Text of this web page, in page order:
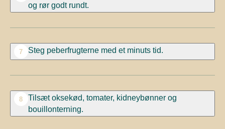
og rør godt rundt.
7 Steg peberfrugterne med et minuts tid.
8 Tilsæt oksekød, tomater, kidneybønnerog
bouillonterning.